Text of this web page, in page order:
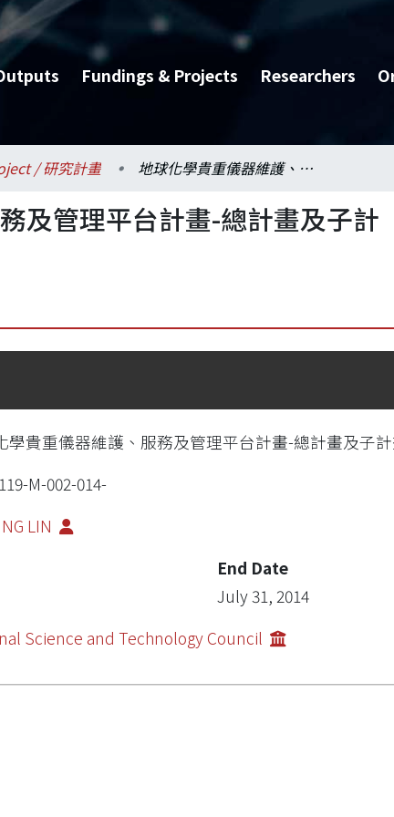
Fundings & Projects Researchers
/ 研究計畫 地球化學貴重儀器維護、服務及管理平台計畫-總計畫及子計畫一：地球化學平台之一
及管理平台計畫-總計畫及子計
學貴重儀器維護、服務及管理平台計畫-總計畫及子
M-002-014-
LIN
End Date
July 31, 2014
Science and Technology Council